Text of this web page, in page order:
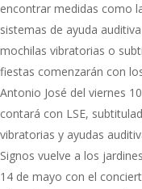
encontrar medidas como
sistemas de ayuda
mochilas vibratorias o
fiestas comenzarán con
Antonio José del viernes
contará con LSE,
vibratorias y ayudas
Signos vuelve a los
14 de mayo con el